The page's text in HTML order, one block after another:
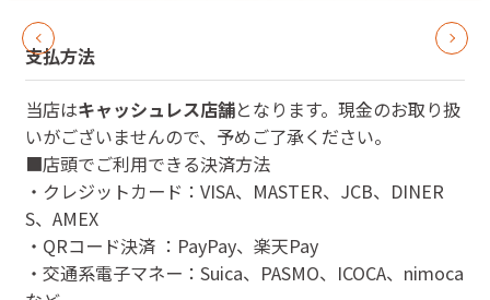
支払方法
当店はキャッシュレス店舗となります。現金のお取り扱
いがございませんので、予めご了承ください。
■店頭でご利用できる決済方法
・クレジットカード：VISA、MASTER、JCB、DINER
S、AMEX
・QRコード決済 ：PayPay、楽天Pay
・交通系電子マネー：Suica、PASMO、ICOCA、nimoca